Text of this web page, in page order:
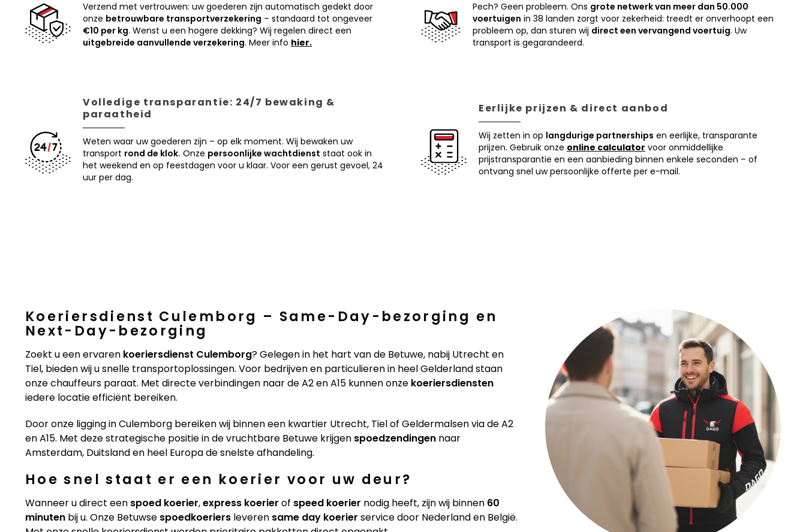
Verzend met vertrouwen: uw goederen zijn automatisch gedekt door
onze betrouwbare transportverzekering – standaard tot ongeveer
€10 per kg. Wenst u een hogere dekking? Wij regelen direct een
uitgebreide aanvullende verzekering. Meer info hier.
Pech? Geen probleem. Ons grote netwerk van meer dan 50.000
voertuigen in 38 landen zorgt voor zekerheid: treedt er onverhoopt een
probleem op, dan sturen wij direct een vervangend voertuig. Uw
transport is gegarandeerd.
Volledige transparantie: 24/7 bewaking &
paraatheid
Weten waar uw goederen zijn – op elk moment. Wij bewaken uw
transport rond de klok. Onze persoonlijke wachtdienst staat ook in
het weekend en op feestdagen voor u klaar. Voor een gerust gevoel, 24
uur per dag.
Eerlijke prijzen & direct aanbod
Wij zetten in op langdurige partnerships en eerlijke, transparante
prijzen. Gebruik onze online calculator voor onmiddellijke
prijstransparantie en een aanbieding binnen enkele seconden – of
ontvang snel uw persoonlijke offerte per e-mail.
Koeriersdienst Culemborg – Same-Day-bezorging en
Next-Day-bezorging
Zoekt u een ervaren koeriersdienst Culemborg? Gelegen in het hart van de Betuwe, nabij Utrecht en
Tiel, bieden wij u snelle transportoplossingen. Voor bedrijven en particulieren in heel Gelderland staan
onze chauffeurs paraat. Met directe verbindingen naar de A2 en A15 kunnen onze koeriersdiensten
iedere locatie efficiënt bereiken.
Door onze ligging in Culemborg bereiken wij binnen een kwartier Utrecht, Tiel of Geldermalsen via de A2
en A15. Met deze strategische positie in de vruchtbare Betuwe krijgen spoedzendingen naar
Amsterdam, Duitsland en heel Europa de snelste afhandeling.
Hoe snel staat er een koerier voor uw deur?
Wanneer u direct een spoed koerier,express koerier of speed koerier nodig heeft, zijn wij binnen 60
minuten bij u. Onze Betuwse spoedkoeriers leveren same day koerier service door Nederland en België.